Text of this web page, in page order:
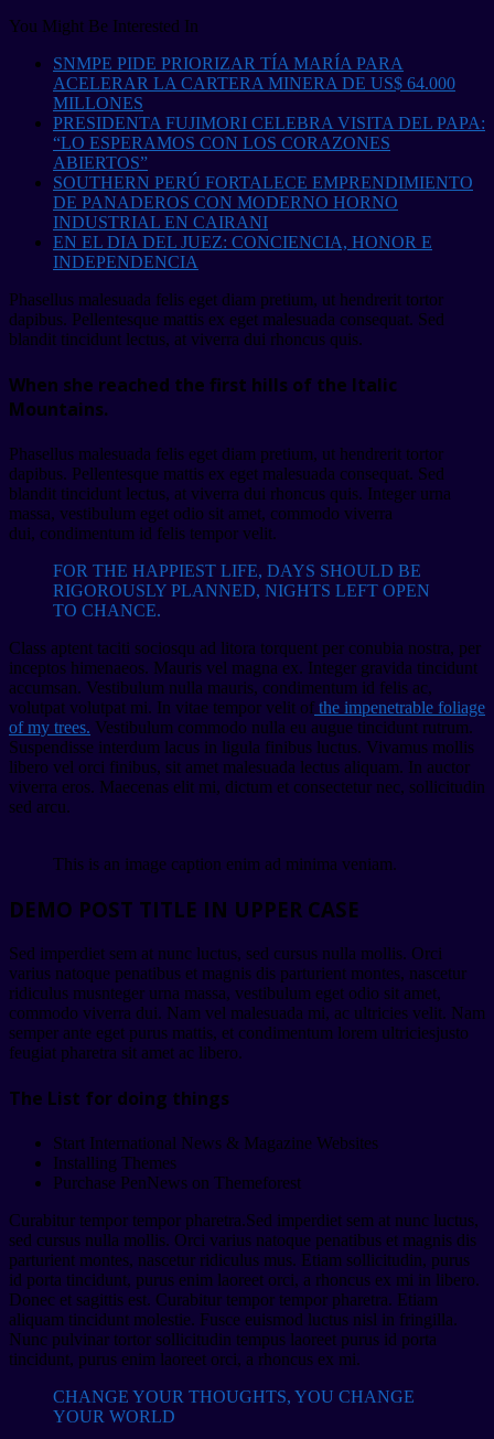
You Might Be Interested In
SNMPE PIDE PRIORIZAR TÍA MARÍA PARA
ACELERAR LA CARTERA MINERA DE US$ 64.000
MILLONES
PRESIDENTA FUJIMORI CELEBRA VISITA DEL PAPA:
“LO ESPERAMOS CON LOS CORAZONES
ABIERTOS”
SOUTHERN PERÚ FORTALECE EMPRENDIMIENTO
DE PANADEROS CON MODERNO HORNO
INDUSTRIAL EN CAIRANI
EN EL DIA DEL JUEZ: CONCIENCIA, HONOR E
INDEPENDENCIA
Phasellus malesuada felis eget diam pretium, ut hendrerit tortor
dapibus. Pellentesque mattis ex eget malesuada consequat. Sed
blandit tincidunt lectus, at viverra dui rhoncus quis.
When she reached the first hills of the Italic
Mountains.
Phasellus malesuada felis eget diam pretium, ut hendrerit tortor
dapibus. Pellentesque mattis ex eget malesuada consequat. Sed
blandit tincidunt lectus, at viverra dui rhoncus quis. Integer urna
massa, vestibulum eget odio sit amet, commodo viverra
dui, condimentum id felis tempor velit.
FOR THE HAPPIEST LIFE, DAYS SHOULD BE
RIGOROUSLY PLANNED, NIGHTS LEFT OPEN
TO CHANCE.
Class aptent taciti sociosqu ad litora torquent per conubia nostra, per
inceptos himenaeos. Mauris vel magna ex. Integer gravida tincidunt
accumsan. Vestibulum nulla mauris, condimentum id felis ac,
volutpat volutpat mi. In vitae tempor velit of the impenetrable foliage
of my trees. Vestibulum commodo nulla eu augue tincidunt rutrum.
Suspendisse interdum lacus in ligula finibus luctus. Vivamus mollis
libero vel orci finibus, sit amet malesuada lectus aliquam. In auctor
viverra eros. Maecenas elit mi, dictum et consectetur nec, sollicitudin
sed arcu.
This is an image caption enim ad minima veniam.
DEMO POST TITLE IN UPPER CASE
Sed imperdiet sem at nunc luctus, sed cursus nulla mollis. Orci
varius natoque penatibus et magnis dis parturient montes, nascetur
ridiculus musnteger urna massa, vestibulum eget odio sit amet,
commodo viverra dui. Nam vel malesuada mi, ac ultricies velit. Nam
semper ante eget purus mattis, et condimentum lorem ultriciesjusto
feugiat pharetra sit amet ac libero.
The List for doing things
Start International News & Magazine Websites
Installing Themes
Purchase PenNews on Themeforest
Curabitur tempor tempor pharetra.Sed imperdiet sem at nunc luctus,
sed cursus nulla mollis. Orci varius natoque penatibus et magnis dis
parturient montes, nascetur ridiculus mus. Etiam sollicitudin, purus
id porta tincidunt, purus enim laoreet orci, a rhoncus ex mi in libero.
Donec et sagittis est. Curabitur tempor tempor pharetra. Etiam
aliquam tincidunt molestie. Fusce euismod luctus nisl in fringilla.
Nunc pulvinar tortor sollicitudin tempus laoreet purus id porta
tincidunt, purus enim laoreet orci, a rhoncus ex mi.
CHANGE YOUR THOUGHTS, YOU CHANGE
YOUR WORLD